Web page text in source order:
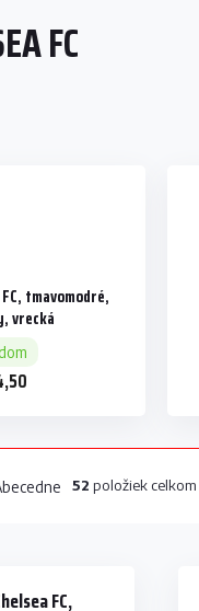
FC
tmavomodré,
vrecká
52 položiek celkom
FC,